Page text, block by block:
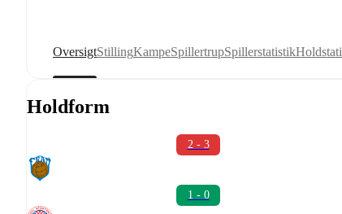
OversigtStillingKampeSpillertrupSpillerstatistik
Holdform
2 - 3
1 - 0